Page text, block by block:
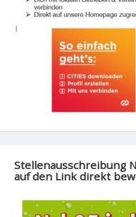
Stellenausschreibung
auf den Link direkt